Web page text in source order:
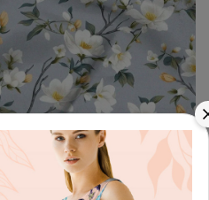
арт.42872267_oxford600
Оксфорд